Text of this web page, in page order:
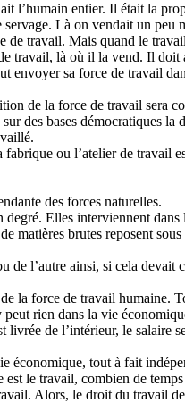
l’humain entier. Il était la
Là on vendait un peu
de travail. Mais quand le
travail, là où il la vend. Il
envoyer sa force de travail
de la force de travail sera
des bases démocratiques la
ou l’atelier de travail
des forces naturelles.
Elles interviennent
matières brutes reposent
de l’autre ainsi, si cela devait
la force de travail humaine.
peut rien dans la vie
de l’intérieur, le salaire
économique, tout à fait
est le travail, combien de
Alors, le droit du travail